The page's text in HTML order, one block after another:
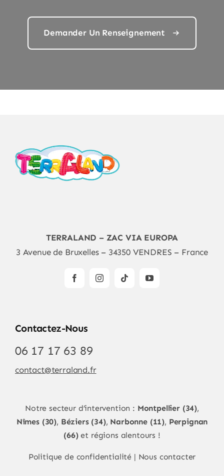
Demander Un Renseignement
TERRALAND – ZAC VIA EUROPA
3 Avenue de Bruxelles – 34350 VENDRES – France
Contactez-Nous
06 17 17 63 89
contact@terraland.fr
Notre secteur d’intervention : Montpellier (34),
Nîmes (30), Béziers (34), Narbonne (11), Perpignan
(66)et régions alentours !
Politique de confidentialité | Nous contacter